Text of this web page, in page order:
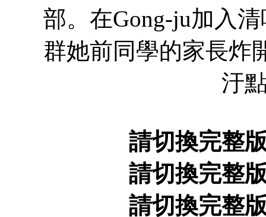
部。在Gong-ju加入
群她前同學的家長炸
汙
請切換完整
請切換完整
請切換完整